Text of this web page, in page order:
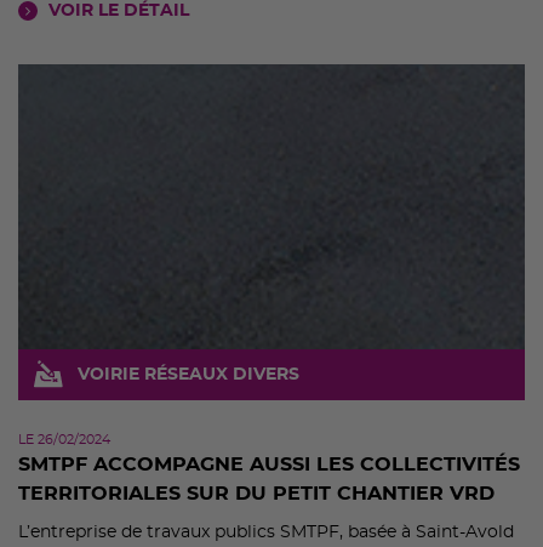
VOIR LE DÉTAIL
VOIRIE RÉSEAUX DIVERS
LE 26/02/2024
SMTPF ACCOMPAGNE AUSSI LES COLLECTIVITÉS
TERRITORIALES SUR DU PETIT CHANTIER VRD
L’entreprise de travaux publics SMTPF, basée à Saint-Avold